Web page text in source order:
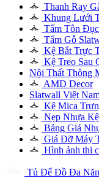
Thanh Ray
Khung Lưới
Tấm Tôn
Tấm Gỗ
Kệ Bắt Trực
Kệ Treo Sau
Nội Thất Thông
AMD Decor
Slatwall Việt
Kệ Mica
Nẹp Nhựa
Bảng Giá
Giá Đỡ Máy
Hình ảnh thi
Tủ Để Đồ Đa